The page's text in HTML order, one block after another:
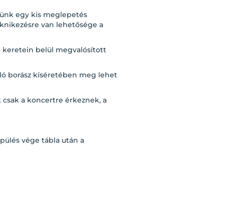
egy kis meglepetés
van lehetősége a
keretein belül megvalósított
borász kíséretében meg lehet
a koncertre érkeznek, a
vége tábla után a